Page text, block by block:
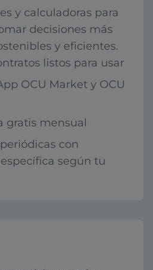
y calculadoras para
decisiones más
y eficientes.
listos para usar
OCU Market y OCU
gratis mensual
con
según tu